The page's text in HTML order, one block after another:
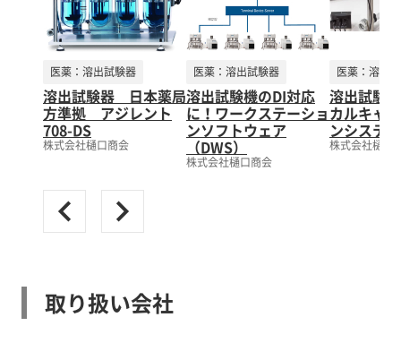
医薬：溶出試験器
溶出試験器 日本薬局
方準拠 アジレント
708-DS
株式会社樋口商会
医薬：溶出試験器
溶出試験機のDI対応
に！ワークステーショ
ンソフトウェア
（DWS）
株式会社樋口商会
医薬：溶出
溶出試験
カルキャ
ンシステ
株式会社樋口
取り扱い会社